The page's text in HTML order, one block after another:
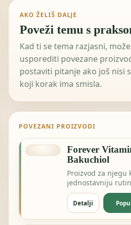
AKO ŽELIŠ DALJE
Poveži temu s
Kad ti se tema razjasni,
usporediti povezane
postaviti pitanje ako još nisi
koji korak ima smisla.
POVEZANI PROIZVODI
Forever
Bakuchiol
Proizvod za njegu
jednostavniju
kožu, kosu ili
svježinu.
Detalji